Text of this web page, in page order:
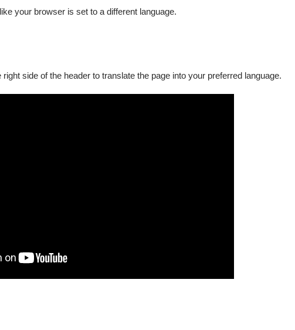
your browser is set to a different language.
side of the header to translate the page into your preferred language.